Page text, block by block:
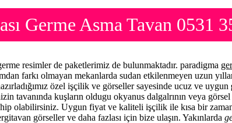
Germe Asma Tavan 0531
resimler de paketlerimiz de bulunmaktadır. paradigma
farkı olmayan mekanlarda sudan etkilenmeyen uzun
özel işçilik ve görseller sayesinde ucuz ve uygun
tavanında kuşların oldugu okyanus dalgalrının veya
olabilirsiniz. Uygun fiyat ve kaliteli işçilik ile kısa bir
görseller ve daha fazlası için bize ulaşın. Yakınlarda